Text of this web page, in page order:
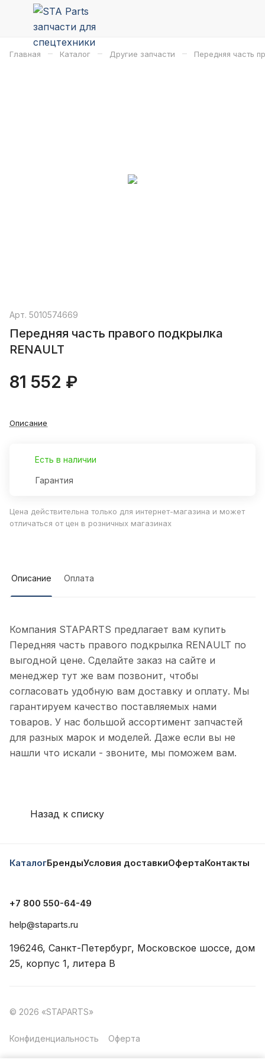
Главная – Каталог – Другие запчасти – Передняя часть
Арт. 5010574669
Передняя часть правого подкрылка
RENAULT
81 552 ₽
Описание
Есть в наличии
Гарантия
Цена действительна только для интернет-магазина и может
отличаться от цен в розничных магазинах
Описание Оплата
Компания STAPARTS предлагает вам купить
Передняя часть правого подкрылка RENAULT по
выгодной цене. Сделайте заказ на сайте и
менеджер тут же вам позвонит, чтобы
согласовать удобную вам доставку и оплату. Мы
гарантируем качество поставляемых нами
товаров. У нас большой ассортимент запчастей
для разных марок и моделей. Даже если вы не
нашли что искали - звоните, мы поможем вам.
Назад к списку
КаталогБрендыУсловия доставкиОфертаКонтакты
+7 800 550-64-49
help@staparts.ru
196246, Санкт-Петербург, Московское шоссе, дом
25, корпус 1, литера В
© 2026 «STAPARTS»
Конфиденциальность Оферта